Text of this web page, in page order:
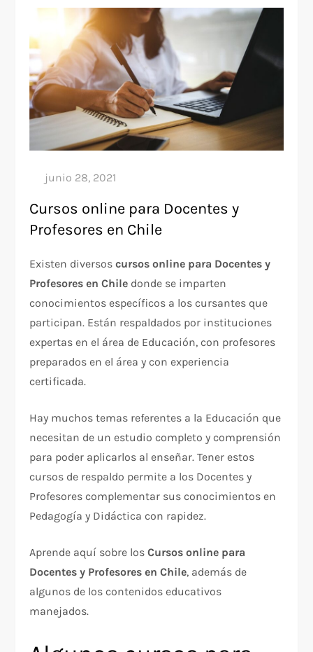
Cursos online para Docentes y
Profesores en Chile
Existen diversoscursos online para Docentes y
Profesores en Chile donde se imparten
conocimientos específicos a los cursantes que
participan. Están respaldados por instituciones
expertas en el área de Educación, con profesores
preparados en el área y con experiencia
certificada.
Hay muchos temas referentes a la Educación que
necesitan de un estudio completo y comprensión
para poder aplicarlos al enseñar. Tener estos
cursos de respaldo permite a los Docentes y
Profesores complementar sus conocimientos en
Pedagogía y Didáctica con rapidez.
Aprende aquí sobre losCursos online para
Docentes y Profesores en Chile, además de
algunos de los contenidos educativos
manejados.